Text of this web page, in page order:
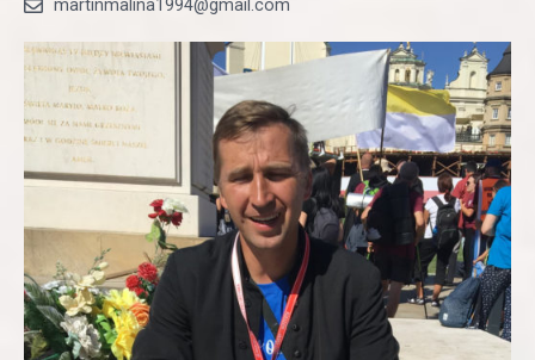
martinmalina1994@gmail.com